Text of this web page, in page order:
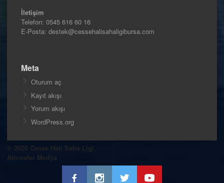
İletişim
Telefon: 0545 616 60 16
E-Posta: destek@cessehalisahaligibursa.com
Meta
Oturum aç
Kayıt akışı
Yorum akışı
WordPress.org
© 2026 Cesse Halı Saha Ligi
Atmosfer Medya